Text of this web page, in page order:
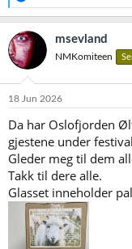
e
a
k
s
j
o
e
:
msevland
NMKomiteen
18 Jun 2026
Da har Oslofjorden
gjestene under
Gleder meg til dem
Takk til dere alle.
Glasset inneholder